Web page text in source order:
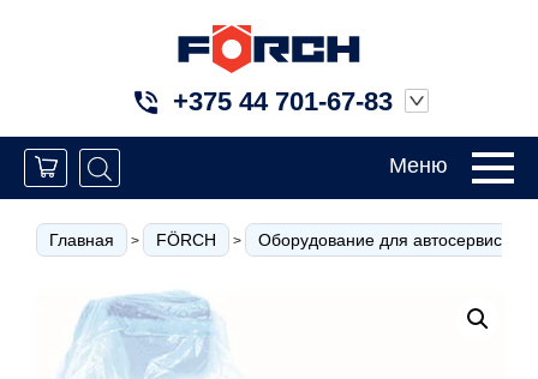
+375 44 701-67-83
Меню
Главная > FÖRCH > Оборудование для автосервиса